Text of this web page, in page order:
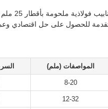
المتقدمة للحصول على حل اقتصادي
المواصفات (ملم)
8-20
12-32